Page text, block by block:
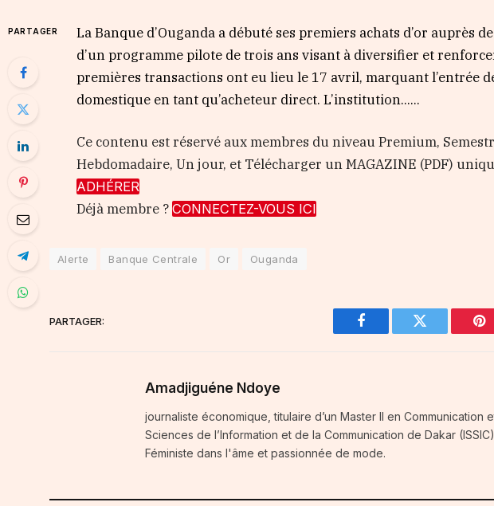
PARTAGER
La Banque d’Ouganda a débuté ses premiers achats d’or auprès
d’un programme pilote de trois ans visant à diversifier et
premières transactions ont eu lieu le 17 avril, marquant l’entrée
domestique en tant qu’acheteur direct. L’institution…...
Ce contenu est réservé aux membres du niveau Premium,
Hebdomadaire, Un jour, et Télécharger un MAGAZINE (PDF)
ADHÉRER
Déjà membre ?CONNECTEZ-VOUS ICI
Alerte Banque Centrale Or Ouganda
PARTAGER:
Facebook Twitter
Amadjiguéne Ndoye
journaliste économique, titulaire d’un Master II en
Sciences de l’Information et de la Communication de Dakar
Féministe dans l'âme et passionnée de mode.